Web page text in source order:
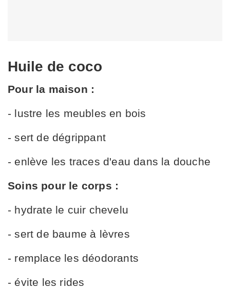
Huile de coco
Pour la maison :
- lustre les meubles en bois
- sert de dégrippant
- enlève les traces d'eau dans la douche
Soins pour le corps :
- hydrate le cuir chevelu
- sert de baume à lèvres
- remplace les déodorants
- évite les rides